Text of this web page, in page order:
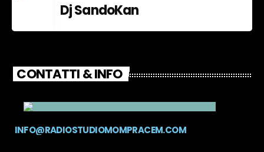
Dj SandoKan
CONTATTI & INFO
INFO@RADIOSTUDIOMOMPRACEM.COM